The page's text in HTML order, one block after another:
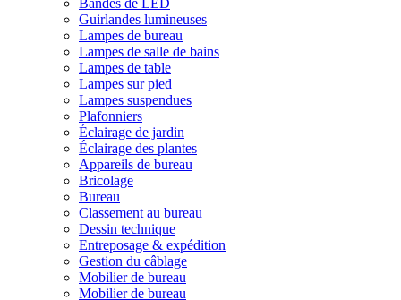
Bandes de LED
Guirlandes lumineuses
Lampes de bureau
Lampes de salle de bains
Lampes de table
Lampes sur pied
Lampes suspendues
Plafonniers
Éclairage de jardin
Éclairage des plantes
Appareils de bureau
Bricolage
Bureau
Classement au bureau
Dessin technique
Entreposage & expédition
Gestion du câblage
Mobilier de bureau
Mobilier de bureau